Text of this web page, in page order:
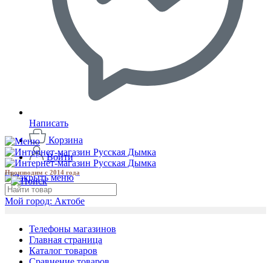
Написать
Корзина
Войти
Производим с 2014 года
Мой город: Актобе
Телефоны магазинов
Главная страница
Каталог товаров